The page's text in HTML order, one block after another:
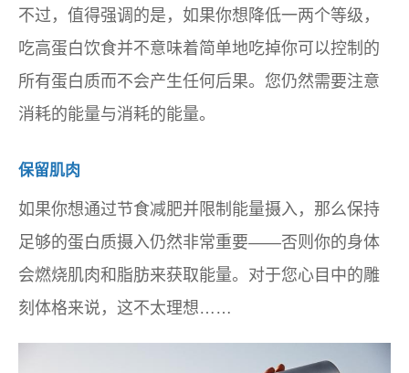
不过，值得强调的是，如果你想降低一两个等级，
吃高蛋白饮食并不意味着简单地吃掉你可以控制的
所有蛋白质而不会产生任何后果。您仍然需要注意
消耗的能量与消耗的能量。
保留肌肉
如果你想通过节食减肥并限制能量摄入，那么保持
足够的蛋白质摄入仍然非常重要——否则你的身体
会燃烧肌肉和脂肪来获取能量。对于您心目中的雕
刻体格来说，这不太理想……